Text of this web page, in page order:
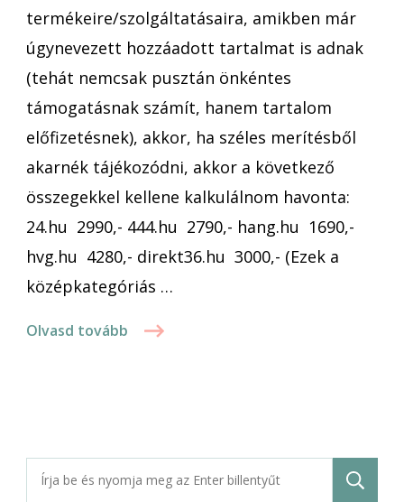
termékeire/szolgáltatásaira, amikben már
úgynevezett hozzáadott tartalmat is adnak
(tehát nemcsak pusztán önkéntes
támogatásnak számít, hanem tartalom
előfizetésnek), akkor, ha széles merítésből
akarnék tájékozódni, akkor a következő
összegekkel kellene kalkulálnom havonta:
24.hu 2990,- 444.hu 2790,- hang.hu 1690,-
hvg.hu 4280,- direkt36.hu 3000,- (Ezek a
középkategóriás …
Olvasd tovább
Keresés: